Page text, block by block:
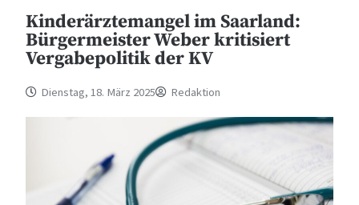
Kinderärztemangel im Saarland:
Bürgermeister Weber kritisiert
Vergabepolitik der KV
Dienstag, 18. März 2025 Redaktion